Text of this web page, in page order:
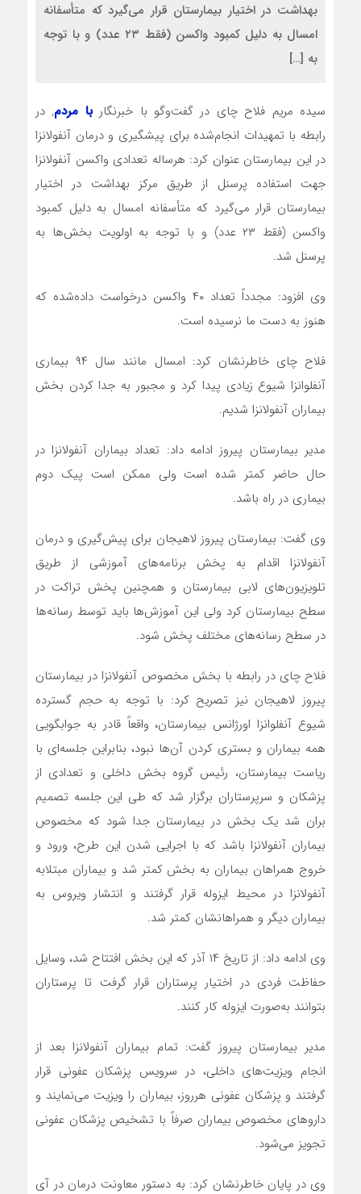
بهداشت در اختیار بیمارستان قرار می‌گیرد که متأسفانه
امسال به دلیل کمبود واکسن (فقط ۲۳ عدد) و با توجه
به […]
سیده مریم فلاح چای در گفت‌وگو با خبرنگاربا مردم, در
رابطه با تمهیدات انجام‌شده برای پیشگیری و درمان آنفولانزا
در این بیمارستان عنوان کرد: هرساله تعدادی واکسن آنفولانزا
جهت استفاده پرسنل از طریق مرکز بهداشت در اختیار
بیمارستان قرار می‌گیرد که متأسفانه امسال به دلیل کمبود
واکسن (فقط ۲۳ عدد) و با توجه به اولویت بخش‌ها به
پرسنل شد.
وی افزود: مجدداً تعداد ۴۰ واکسن درخواست داده‌شده که
هنوز به دست ما نرسیده است.
فلاح چای خاطرنشان کرد: امسال مانند سال ۹۴ بیماری
آنفلوانزا شیوع زیادی پیدا کرد و مجبور به جدا کردن بخش
بیماران آنفولانزا شدیم.
مدیر بیمارستان پیروز ادامه داد: تعداد بیماران آنفولانزا در
حال حاضر کمتر شده است ولی ممکن است پیک دوم
بیماری در راه باشد.
وی گفت: بیمارستان پیروز لاهیجان برای پیش‌گیری و درمان
آنفولانزا اقدام به پخش برنامه‌های آموزشی از طریق
تلویزیون‌های لابی بیمارستان و همچنین پخش تراکت در
سطح بیمارستان کرد ولی این آموزش‌ها باید توسط رسانه‌ها
در سطح رسانه‌های مختلف پخش شود.
فلاح چای در رابطه با بخش مخصوص آنفولانزا در بیمارستان
پیروز لاهیجان نیز تصریح کرد: با توجه به حجم گسترده
شیوع آنفلوانزا اورژانس بیمارستان، واقعاً قادر به جوابگویی
همه بیماران و بستری کردن آن‌ها نبود، بنابراین جلسه‌ای با
ریاست بیمارستان، رئیس گروه بخش داخلی و تعدادی از
پزشکان و سرپرستاران برگزار شد که طی این جلسه تصمیم
بران شد یک بخش در بیمارستان جدا شود که مخصوص
بیماران آنفولانزا باشد که با اجرایی شدن این طرح، ورود و
خروج همراهان بیماران به بخش کمتر شد و بیماران مبتلابه
آنفولانزا در محیط ایزوله قرار گرفتند و انتشار ویروس به
بیماران دیگر و همراهانشان کمتر شد.
وی ادامه داد: از تاریخ ۱۴ آذر که این بخش افتتاح شد، وسایل
حفاظت فردی در اختیار پرستاران قرار گرفت تا پرستاران
بتوانند به‌صورت ایزوله کار کنند.
مدیر بیمارستان پیروز گفت: تمام بیماران آنفولانزا بعد از
انجام ویزیت‌های داخلی، در سرویس پزشکان عفونی قرار
گرفتند و پزشکان عفونی هرروز، بیماران را ویزیت می‌نمایند و
داروهای مخصوص بیماران صرفاً با تشخیص پزشکان عفونی
تجویز می‌شود.
وی در پایان خاطرنشان کرد: به دستور معاونت درمان در آی